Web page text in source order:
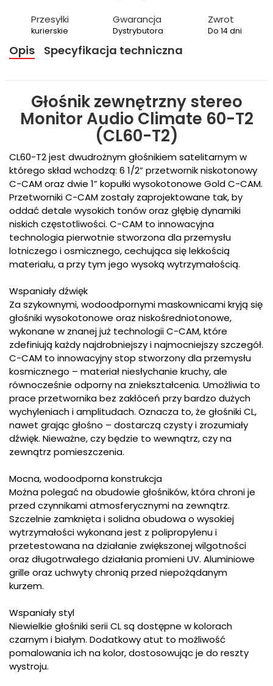
Przesyłki
kurierskie
Gwarancja
Dystrybutora
Zwrot
Do 14 dni
Opis Specyfikacja techniczna
Głośnik zewnętrzny stereo
Monitor Audio Climate 60-T2
(CL60-T2)
CL60-T2 jest dwudrożnym głośnikiem satelitarnym w
którego skład wchodzą: 6 1/2” przetwornik niskotonowy
C-CAM oraz dwie 1” kopułki wysokotonowe Gold C-CAM.
Przetworniki C-CAM zostały zaprojektowane tak, by
oddać detale wysokich tonów oraz głębię dynamiki
niskich częstotliwości. C-CAM to innowacyjna
technologia pierwotnie stworzona dla przemysłu
lotniczego i osmicznego, cechująca się lekkością
materiału, a przy tym jego wysoką wytrzymałością.
Wspaniały dźwięk
Za szykownymi, wodoodpornymi maskownicami kryją się
głośniki wysokotonowe oraz niskośredniotonowe,
wykonane w znanej już technologii C-CAM, które
zdefiniują każdy najdrobniejszy i najmocniejszy szczegół.
C-CAM to innowacyjny stop stworzony dla przemysłu
kosmicznego – materiał niesłychanie kruchy, ale
równocześnie odporny na zniekształcenia. Umożliwia to
prace przetwornika bez zakłóceń przy bardzo dużych
wychyleniach i amplitudach. Oznacza to, że głośniki CL,
nawet grając głośno – dostarczą czysty i zrozumiały
dźwięk. Nieważne, czy będzie to wewnątrz, czy na
zewnątrz pomieszczenia.
Mocna, wodoodporna konstrukcja
Można polegać na obudowie głośników, która chroni je
przed czynnikami atmosferycznymi na zewnątrz.
Szczelnie zamknięta i solidna obudowa o wysokiej
wytrzymałości wykonana jest z polipropylenu i
przetestowana na działanie zwiększonej wilgotności
oraz długotrwałego działania promieni UV. Aluminiowe
grille oraz uchwyty chronią przed niepożądanym
kurzem.
Wspaniały styl
Niewielkie głośniki serii CL są dostępne w kolorach
czarnym i białym. Dodatkowy atut to możliwość
pomalowania ich na kolor, dostosowując je do reszty
wystroju.